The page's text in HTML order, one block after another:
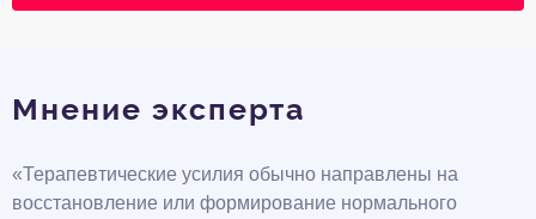
Мнение эксперта
«Терапевтические усилия обычно направлены на
восстановление или формирование нормального